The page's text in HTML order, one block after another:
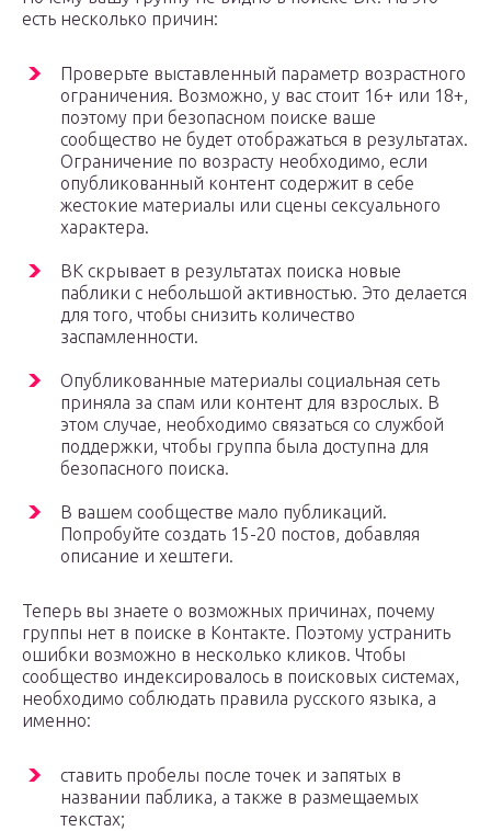
есть несколько причин:
Проверьте выставленный параметр возрастного
ограничения. Возможно, у вас стоит 16+ или 18+,
поэтому при безопасном поиске ваше
сообщество не будет отображаться в результатах.
Ограничение по возрасту необходимо, если
опубликованный контент содержит в себе
жестокие материалы или сцены сексуального
характера.
ВК скрывает в результатах поиска новые
паблики с небольшой активностью. Это делается
для того, чтобы снизить количество
заспамленности.
Опубликованные материалы социальная сеть
приняла за спам или контент для взрослых. В
этом случае, необходимо связаться со службой
поддержки, чтобы группа была доступна для
безопасного поиска.
В вашем сообществе мало публикаций.
Попробуйте создать 15-20 постов, добавляя
описание и хештеги.
Теперь вы знаете о возможных причинах, почему
группы нет в поиске в Контакте. Поэтому устранить
ошибки возможно в несколько кликов. Чтобы
сообщество индексировалось в поисковых системах,
необходимо соблюдать правила русского языка, а
именно:
ставить пробелы после точек и запятых в
названии паблика, а также в размещаемых
текстах;